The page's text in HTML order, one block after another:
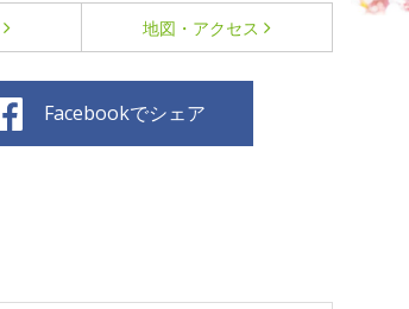
地図・アクセス
Facebookでシェア